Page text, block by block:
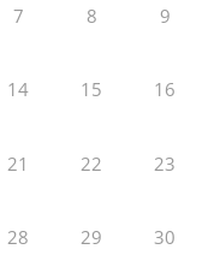
7 8 9
14 15 16
21 22 23
28 29 30